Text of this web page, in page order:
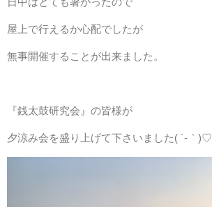
宥和の介護サービス
特別養護老人ホームトマト村
屋上で行えるか心配でしたが
無事開催することが出来ました。
『銭太鼓研究会』の皆様が
夕涼み会を盛り上げて下さいました( ´-｀)♡